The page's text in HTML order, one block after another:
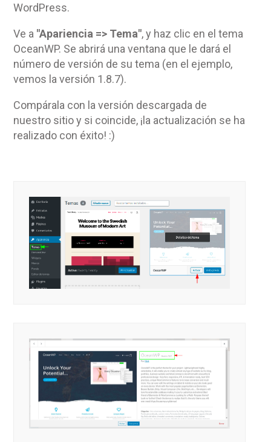
WordPress.
Ve a "Apariencia => Tema", y haz clic en el tema
OceanWP. Se abrirá una ventana que le dará el
número de versión de su tema (en el ejemplo,
vemos la versión 1.8.7).
Compárala con la versión descargada de
nuestro sitio y si coincide, ¡la actualización se ha
realizado con éxito! :)